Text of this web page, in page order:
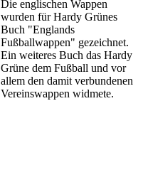
Die englischen Wappen
wurden für Hardy Grünes
Buch "Englands
Fußballwappen" gezeichnet.
Ein weiteres Buch das Hardy
Grüne dem Fußball und vor
allem den damit verbundenen
Vereinswappen widmete.